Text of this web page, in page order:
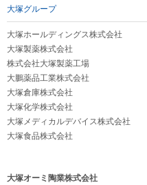
大塚グループ
大塚ホールディングス株式会社
大塚製薬株式会社
株式会社大塚製薬工場
大鵬薬品工業株式会社
大塚倉庫株式会社
大塚化学株式会社
大塚メディカルデバイス株式会社
大塚食品株式会社
大塚オーミ陶業株式会社